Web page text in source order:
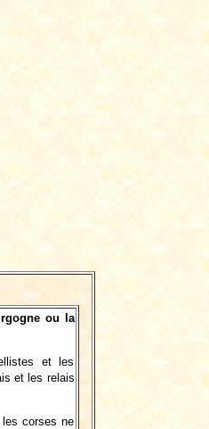
ou la
et les
et les relais
corses ne